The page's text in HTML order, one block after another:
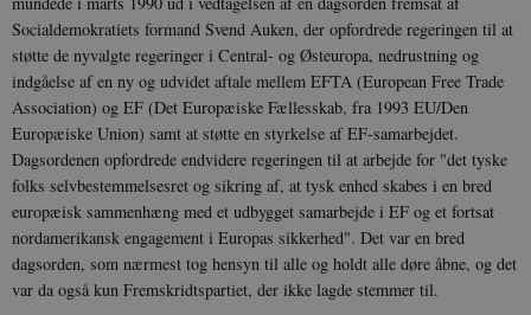
Socialdemokratiets formand Svend Auken, der opfordrede regeringen til at
støtte de nyvalgte regeringer i Central- og Østeuropa, nedrustning og
indgåelse af en ny og udvidet aftale mellem EFTA (European Free Trade
Association) og EF (Det Europæiske Fællesskab, fra 1993 EU/Den
Europæiske Union) samt at støtte en styrkelse af EF-samarbejdet.
Dagsordenen opfordrede endvidere regeringen til at arbejde for "det tyske
folks selvbestemmelsesret og sikring af, at tysk enhed skabes i en bred
europæisk sammenhæng med et udbygget samarbejde i EF og et fortsat
nordamerikansk engagement i Europas sikkerhed". Det var en bred
dagsorden, som nærmest tog hensyn til alle og holdt alle døre åbne, og det
var da også kun Fremskridtspartiet, der ikke lagde stemmer til.